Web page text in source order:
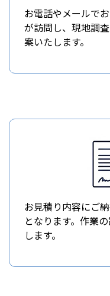
お電話やメールで
が訪問し、現地調
案いたします。
お見積り内容にご
となります。作業
します。